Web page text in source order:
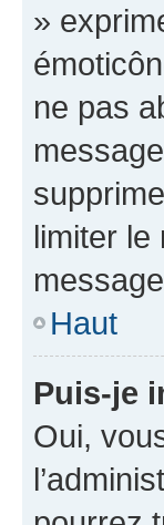
»
ne pas
limiter le
Haut
Puis-je
Oui,